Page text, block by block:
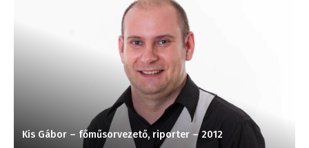
Kis Gábor – főműsorvezető, riporter – 2012